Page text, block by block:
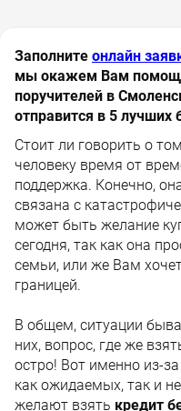
Заполните онлайн
мы окажем Вам
поручителей в
отправится в 5 лучших
Стоит ли говорить о
человеку время от
поддержка. Конечно,
связана с
может быть желание
сегодня, так как она
семьи, или же Вам
границей.
В общем, ситуации
них, вопрос, где же
остро! Вот именно из-
как ожидаемых, так и
желают взять кредит